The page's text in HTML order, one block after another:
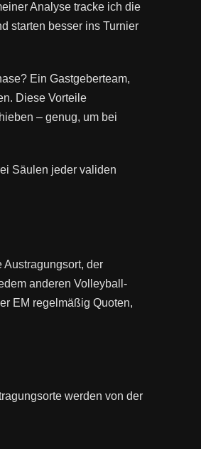
Analyse tracke ich die
starten besser ins Turnier
Ein Gastgeberteam,
Diese Vorteile
– genug, um bei
Säulen jeder validen
der
anderen Volleyball-
EM regelmäßig Quoten,
werden von der